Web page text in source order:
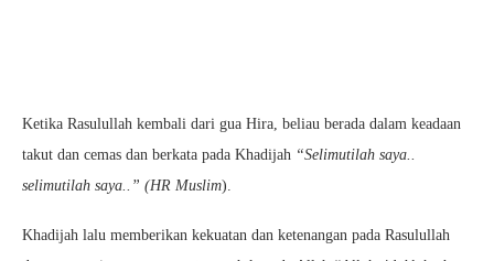
Ketika Rasulullah kembali dari gua Hira, beliau berada dalam keadaan
takut dan cemas dan berkata pada Khadijah “Selimutilah saya..
selimutilah saya..” (HR Muslim).
Khadijah lalu memberikan kekuatan dan ketenangan pada Rasulullah